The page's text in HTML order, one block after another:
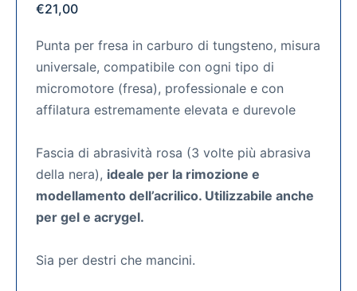
€21,00
Punta per fresa in carburo di tungsteno, misura
universale, compatibile con ogni tipo di
micromotore (fresa), professionale e con
affilatura estremamente elevata e durevole
Fascia di abrasività rosa (3 volte più abrasiva
della nera), ideale per la rimozione e
modellamento dell’acrilico. Utilizzabile anche
per gel e acrygel.
Sia per destri che mancini.